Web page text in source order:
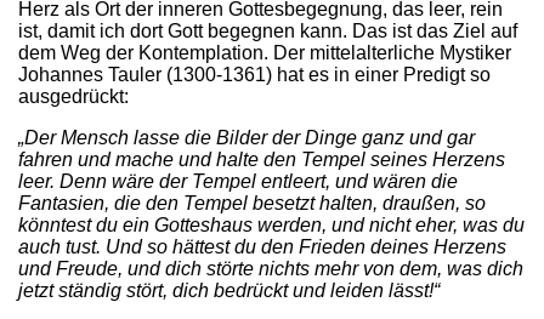
Herz als Ort der inneren Gottesbegegnung, das leer, rein
ist, damit ich dort Gott begegnen kann. Das ist das Ziel auf
dem Weg der Kontemplation. Der mittelalterliche Mystiker
Johannes Tauler (1300-1361) hat es in einer Predigt so
ausgedrückt:
„Der Mensch lasse die Bilder der Dinge ganz und gar
fahren und mache und halte den Tempel seines Herzens
leer. Denn wäre der Tempel entleert, und wären die
Fantasien, die den Tempel besetzt halten, draußen, so
könntest du ein Gotteshaus werden, und nicht eher, was du
auch tust. Und so hättest du den Frieden deines Herzens
und Freude, und dich störte nichts mehr von dem, was dich
jetzt ständig stört, dich bedrückt und leiden lässt!“